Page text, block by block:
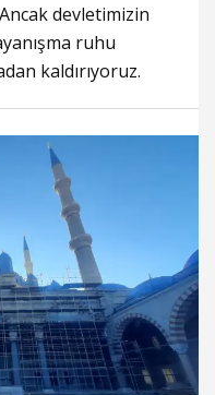
devletimizin
ruhu
kaldırıyoruz.